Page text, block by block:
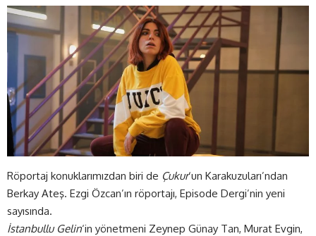
Röportaj konuklarımızdan biri de Çukur‘un Karakuzuları’ndan
Berkay Ateş. Ezgi Özcan’ın röportajı, Episode Dergi’nin yeni
sayısında.
İstanbullu Gelin‘in yönetmeni Zeynep Günay Tan, Murat Evgin,